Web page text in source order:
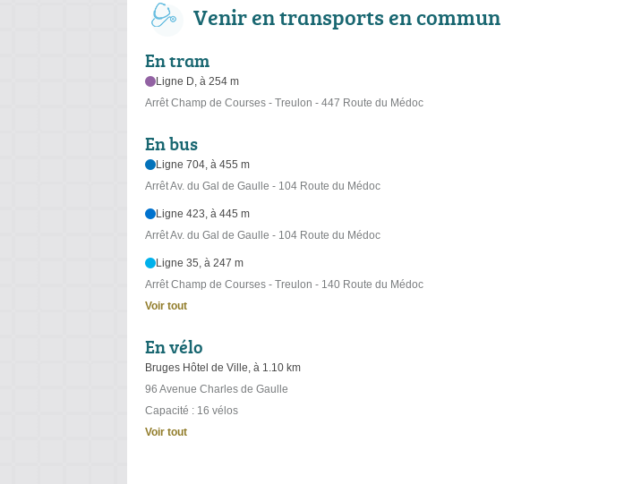
Venir en transports en commun
En tram
Ligne D, à 254 m
Arrêt Champ de Courses - Treulon - 447 Route du Médoc
En bus
Ligne 704, à 455 m
Arrêt Av. du Gal de Gaulle - 104 Route du Médoc
Ligne 423, à 445 m
Arrêt Av. du Gal de Gaulle - 104 Route du Médoc
Ligne 35, à 247 m
Arrêt Champ de Courses - Treulon - 140 Route du Médoc
Voir tout
En vélo
Bruges Hôtel de Ville, à 1.10 km
96 Avenue Charles de Gaulle
Capacité : 16 vélos
Voir tout